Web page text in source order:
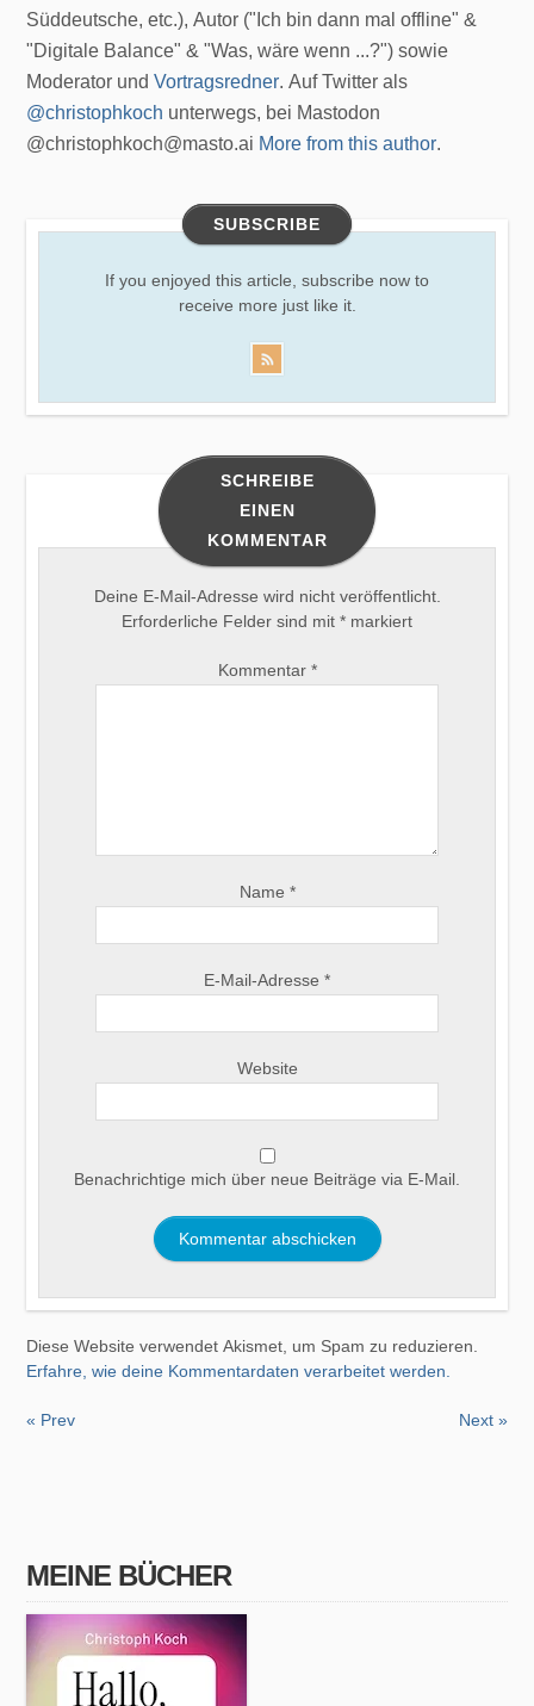
Süddeutsche, etc.), Autor ("Ich bin dann mal offline" &
"Digitale Balance" & "Was, wäre wenn ...?") sowie
Moderator undVortragsredner. Auf Twitter als
@christophkoch unterwegs, bei Mastodon
@christophkoch@masto.ai More from this author.
SUBSCRIBE
If you enjoyed this article, subscribe now to
receive more just like it.
SCHREIBE
EINEN
KOMMENTAR
Deine E-Mail-Adresse wird nicht veröffentlicht.
Erforderliche Felder sind mit * markiert
Kommentar *
Name *
E-Mail-Adresse *
Website
Benachrichtige mich über neue Beiträge via E-Mail.
Diese Website verwendet Akismet, um Spam zu reduzieren.
Erfahre, wie deine Kommentardaten verarbeitet werden.
« Prev Next »
MEINE BÜCHER